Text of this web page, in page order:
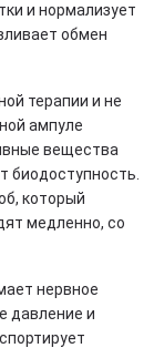
и нормализует
обмен
терапии и не
ампуле
вещества
биодоступность.
который
медленно, со
нервное
давление и